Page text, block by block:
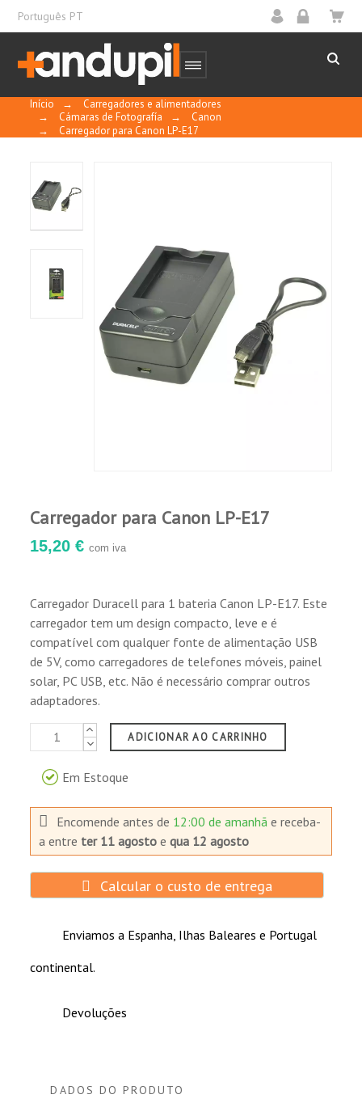
Português PT
Início →
Carregadores e alimentadores
→
Cámaras de Fotografía →
Canon
→
Carregador para Canon LP-E17
Carregador para Canon LP-E17
15,20 € com iva
Carregador Duracell para 1 bateria Canon LP-E17. Este
carregador tem um design compacto, leve e é
compatível com qualquer fonte de alimentação USB
de 5V, como carregadores de telefones móveis, painel
solar, PC USB, etc. Não é necessário comprar outros
adaptadores.
ADICIONAR AO CARRINHO
Em Estoque
Encomende antes de 12:00 de amanhãe receba-
aentre ter 11 agosto equa 12 agosto
Calcular o custo de entrega
Enviamos a Espanha, Ilhas Baleares e Portugal
continental.
Devoluções
DADOS DO PRODUTO